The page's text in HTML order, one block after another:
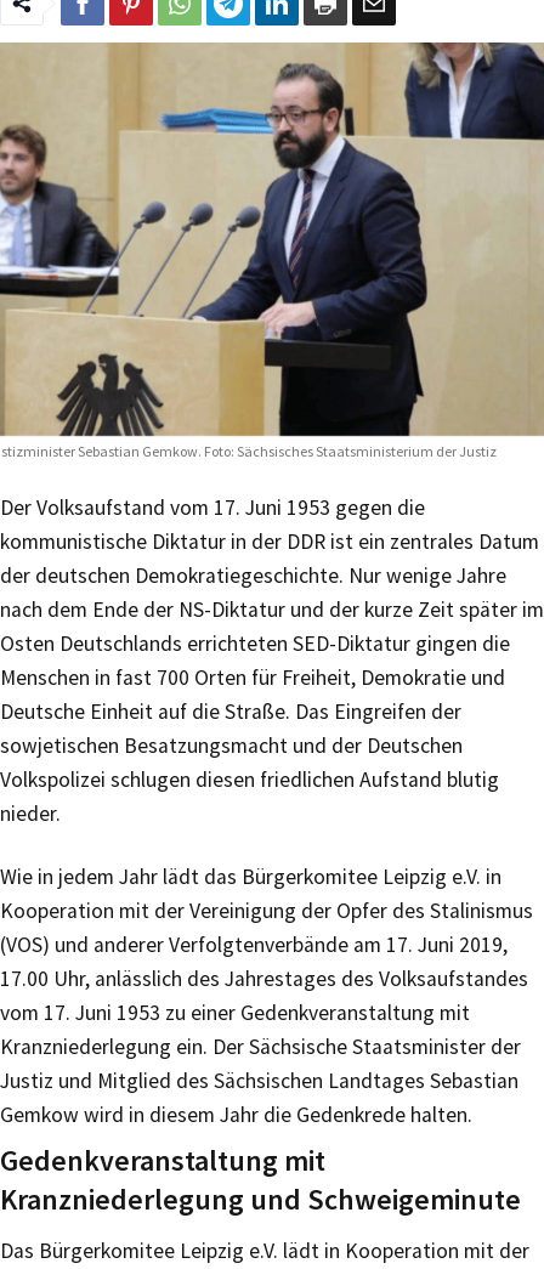
Sebastian Gemkow. Foto: Sächsisches Staatsministerium der Justiz
Der Volksaufstand vom 17. Juni 1953 gegen die
kommunistische Diktatur in der DDR ist ein zentrales Datum
der deutschen Demokratiegeschichte. Nur wenige Jahre
nach dem Ende der NS-Diktatur und der kurze Zeit später im
Osten Deutschlands errichteten SED-Diktatur gingen die
Menschen in fast 700 Orten für Freiheit, Demokratie und
Deutsche Einheit auf die Straße. Das Eingreifen der
sowjetischen Besatzungsmacht und der Deutschen
Volkspolizei schlugen diesen friedlichen Aufstand blutig
nieder.
Wie in jedem Jahr lädt das Bürgerkomitee Leipzig e.V. in
Kooperation mit der Vereinigung der Opfer des Stalinismus
(VOS) und anderer Verfolgtenverbände am 17. Juni 2019,
17.00 Uhr, anlässlich des Jahrestages des Volksaufstandes
vom 17. Juni 1953 zu einer Gedenkveranstaltung mit
Kranzniederlegung ein. Der Sächsische Staatsminister der
Justiz und Mitglied des Sächsischen Landtages Sebastian
Gemkow wird in diesem Jahr die Gedenkrede halten.
Gedenkveranstaltung mit
Kranzniederlegung und Schweigeminute
Das Bürgerkomitee Leipzig e.V. lädt in Kooperation mit der